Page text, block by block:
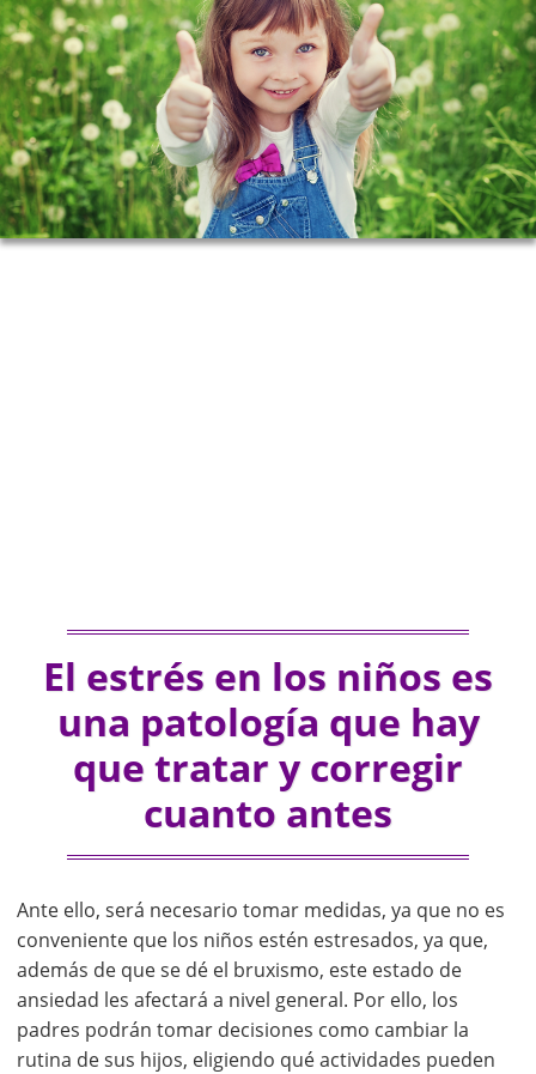
El estrés en los niños es
una patología que hay
que tratar y corregir
cuanto antes
Ante ello, será necesario tomar medidas, ya que no es
conveniente que los niños estén estresados, ya que,
además de que se dé el bruxismo, este estado de
ansiedad les afectará a nivel general. Por ello, los
padres podrán tomar decisiones como cambiar la
rutina de sus hijos, eligiendo qué actividades pueden